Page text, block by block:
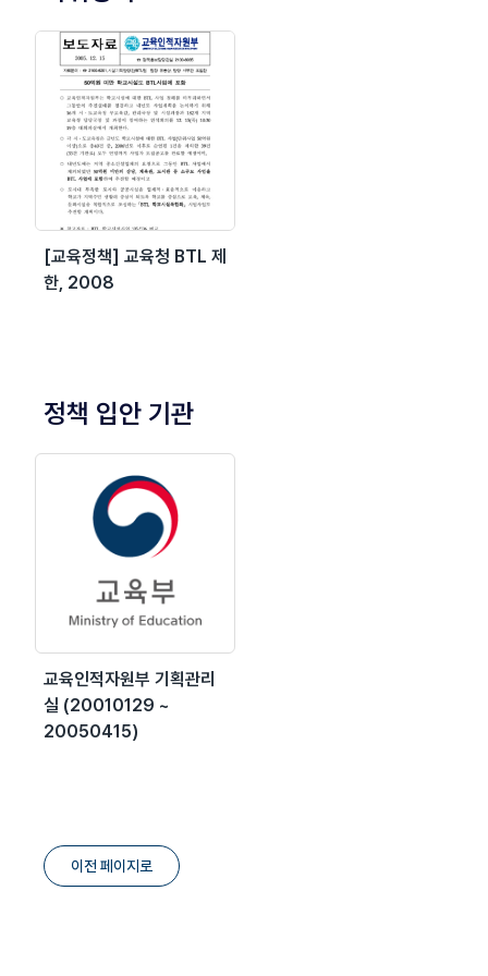
[교육정책] 교육청 BTL 제
한, 2008
정책 입안 기관
교육인적자원부 기획관리
실 (20010129 ~
20050415)
이전 페이지로